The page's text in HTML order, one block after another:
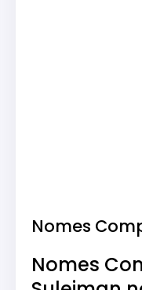
Nomes
Nomes